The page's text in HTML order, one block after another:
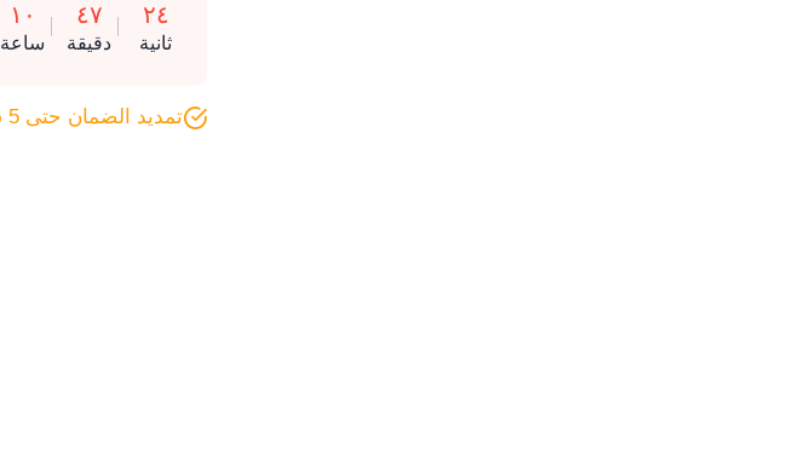
٢٤
ثانية
٤٧
دقيقة
١٠
ساعة
تمديد الضمان حتى 5 سنوات